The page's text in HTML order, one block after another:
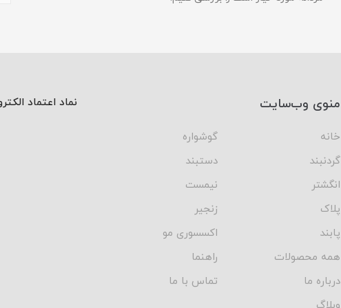
منوی وب‌سایت
خانه
گوشواره
گردنبند
دستبند
انگشتر
نیمست
پلاک
زنجیر
پابند
اکسسوری مو
همه محصولات
راهنما
درباره ما
تماس با ما
نماد اعتماد